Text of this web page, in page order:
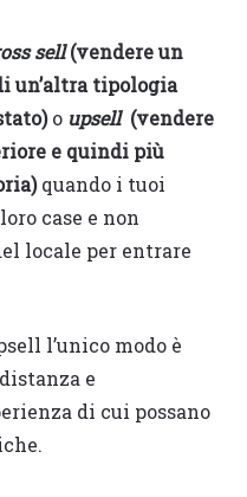
sell(vendere un
un’altra tipologia
o upsell(vendere
e quindi più
quando i tuoi
case e non
locale per entrare
l’unico modo è
e
di cui possano